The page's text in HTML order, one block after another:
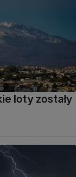
loty zostały